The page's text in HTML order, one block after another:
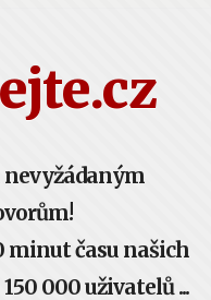
nevyžádaným
minut času našich
150 000 uživatelů ...